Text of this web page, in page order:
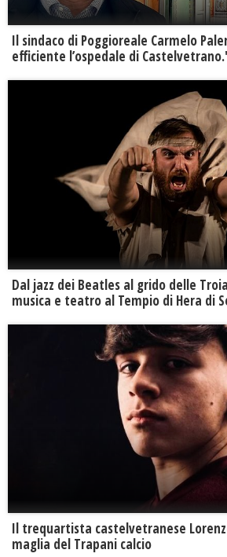
Il sindaco di Poggioreale Carmelo
efficiente l’ospedale di
Dal jazz dei Beatles al grido delle
musica e teatro al Tempio di Hera di
Il trequartista castelvetranese
maglia del Trapani calcio